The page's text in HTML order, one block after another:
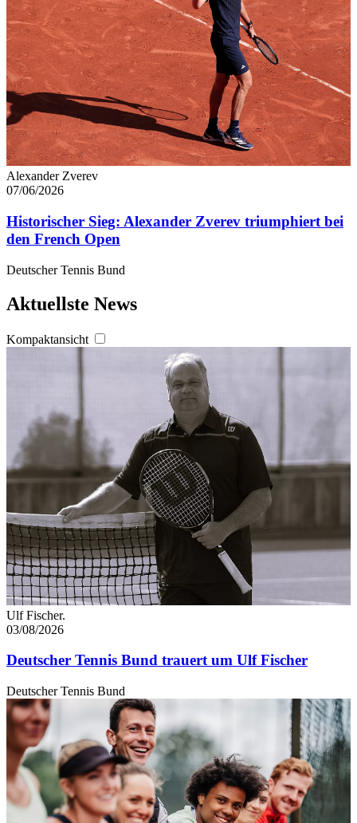
Alexander Zverev
07/06/2026
Historischer Sieg: Alexander Zverev triumphiert bei
den French Open
Deutscher Tennis Bund
Aktuellste News
Kompaktansicht
Ulf Fischer.
03/08/2026
Deutscher Tennis Bund trauert um Ulf Fischer
Deutscher Tennis Bund